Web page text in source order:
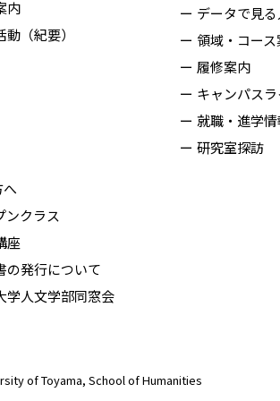
内
動（紀要）
データで見
領域・コー
履修案内
キャンパスラ
就職・進学情
研究室探訪
ンクラス
座
の発行について
学人文学部同窓会
of Toyama, School of Humanities